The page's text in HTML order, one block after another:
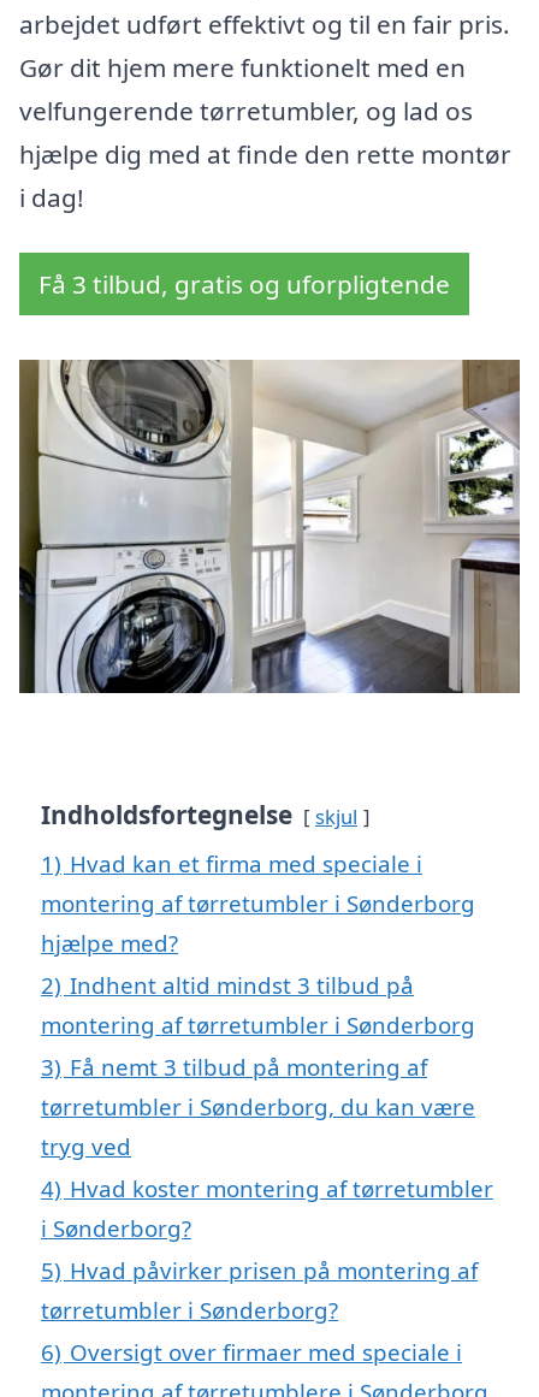
arbejdet udført effektivt og til en fair pris.
Gør dit hjem mere funktionelt med en
velfungerende tørretumbler, og lad os
hjælpe dig med at finde den rette montør
i dag!
Få 3 tilbud, gratis og uforpligtende
Indholdsfortegnelse skjul
1) Hvad kan et firma med speciale i
montering af tørretumbler i Sønderborg
hjælpe med?
2) Indhent altid mindst 3 tilbud på
montering af tørretumbler i Sønderborg
3) Få nemt 3 tilbud på montering af
tørretumbler i Sønderborg, du kan være
tryg ved
4) Hvad koster montering af tørretumbler
i Sønderborg?
5) Hvad påvirker prisen på montering af
tørretumbler i Sønderborg?
6) Oversigt over firmaer med speciale i